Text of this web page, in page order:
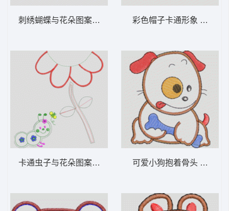
刺绣蝴蝶与花朵图案 卡通童装章标贴布
卡通虫子与花朵图案设计 卡通童装章标贴布
彩色帽子卡通
可爱小狗抱着